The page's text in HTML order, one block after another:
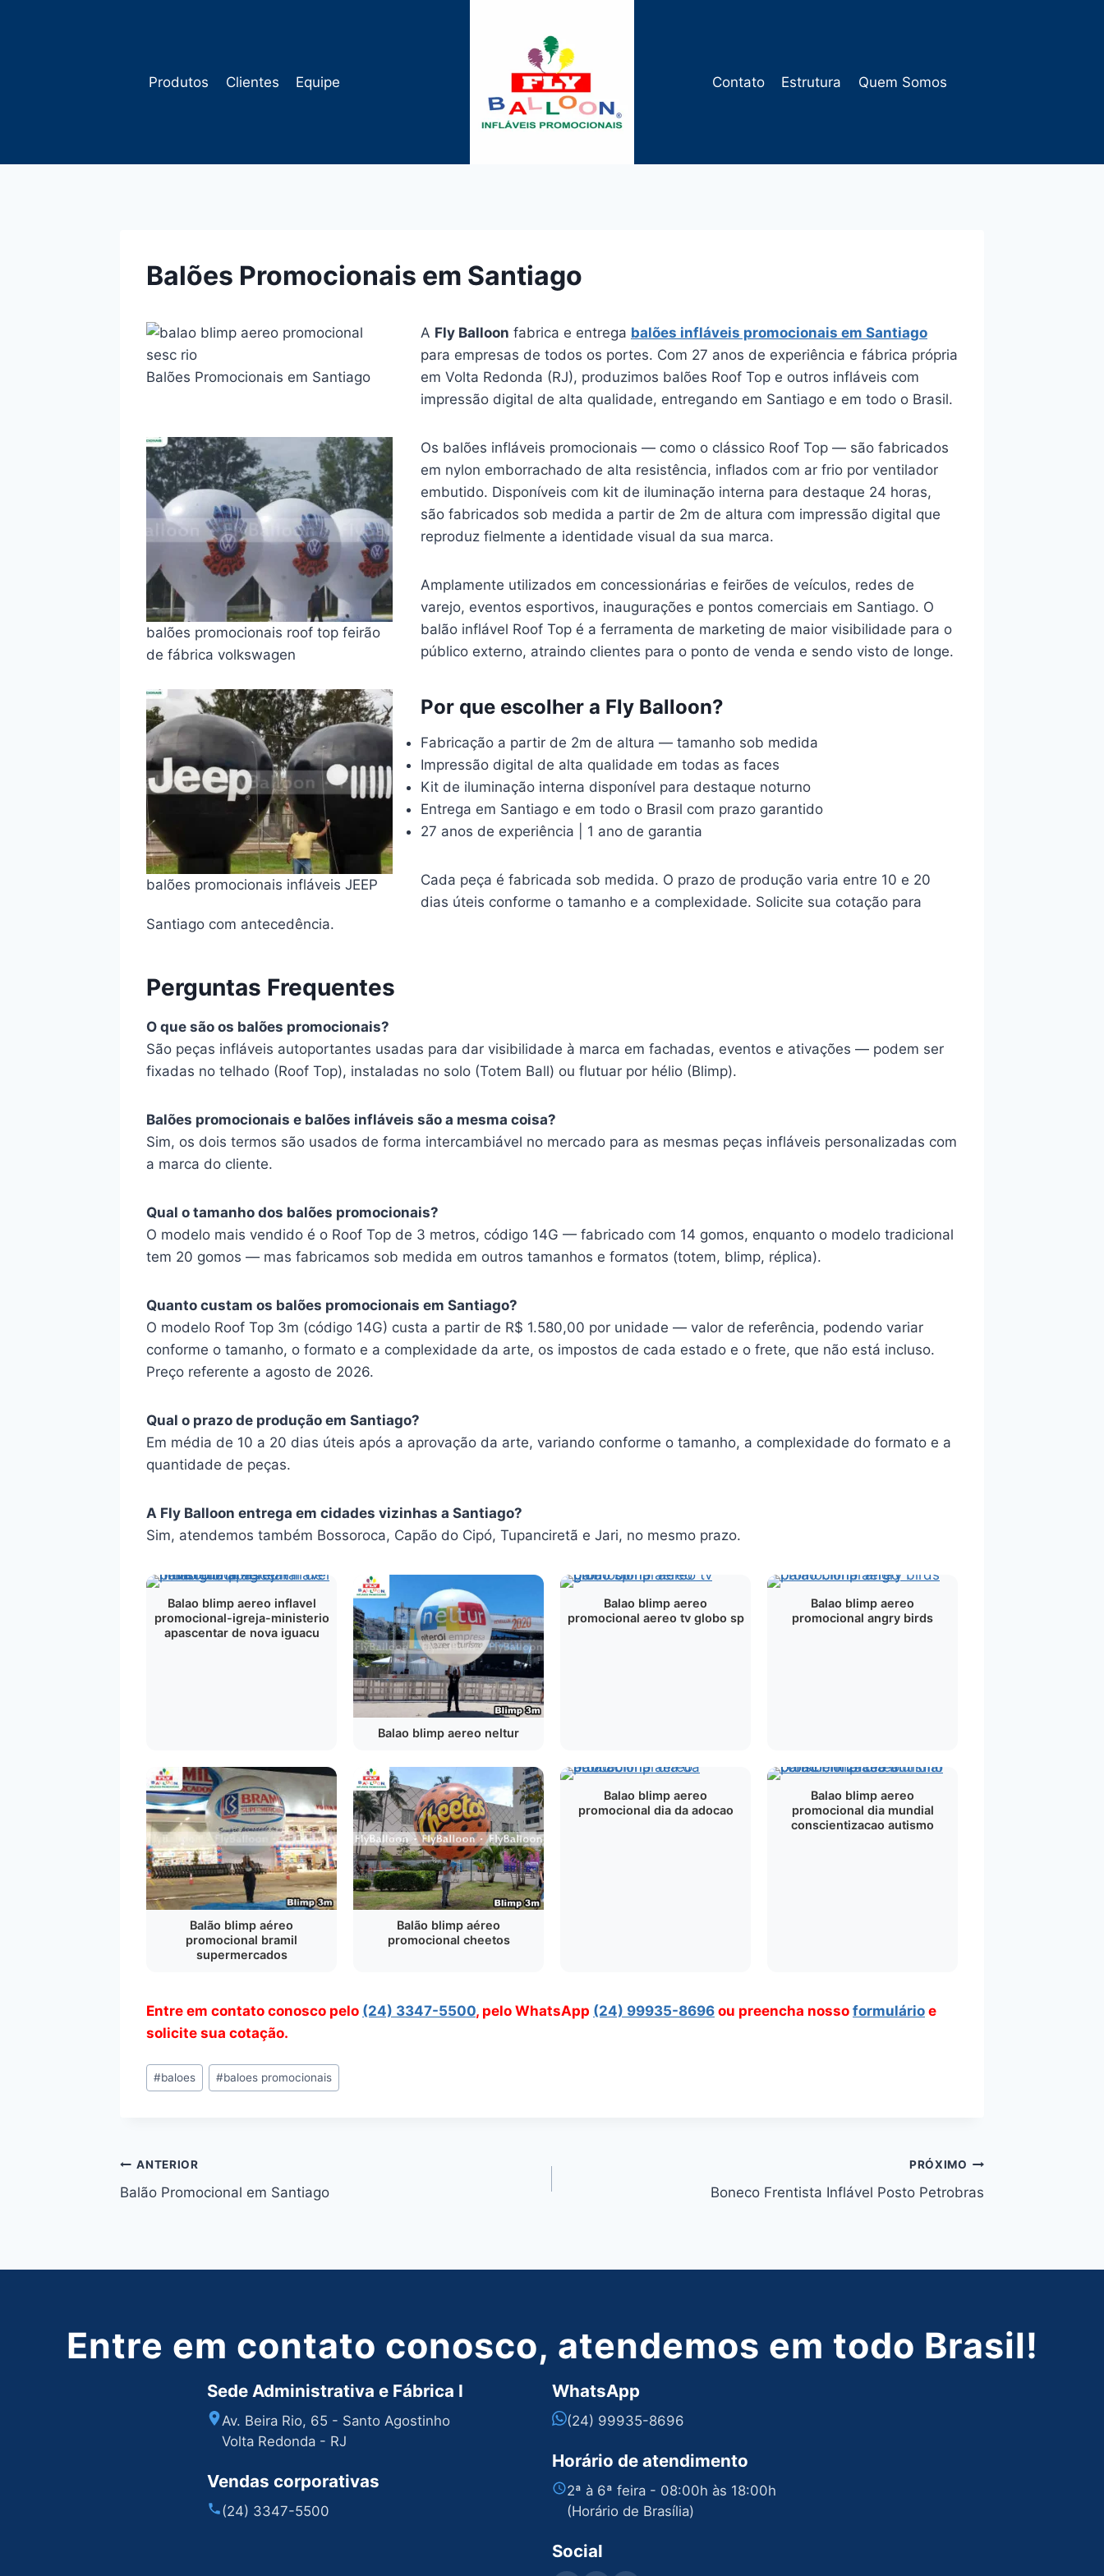
Produtos Clientes Equipe Contato Estrutura Quem Somos
Balões Promocionais em Santiago
Balões Promocionais em Santiago
A Fly Balloon fabrica e entrega balões infláveis promocionais em Santiago
para empresas de todos os portes. Com 27 anos de experiência e fábrica própria
em Volta Redonda (RJ), produzimos balões Roof Top e outros infláveis com
impressão digital de alta qualidade, entregando em Santiago e em todo o Brasil.
balões promocionais roof top feirão
de fábrica volkswagen
Os balões infláveis promocionais — como o clássico Roof Top — são fabricados
em nylon emborrachado de alta resistência, inflados com ar frio por ventilador
embutido. Disponíveis com kit de iluminação interna para destaque 24 horas,
são fabricados sob medida a partir de 2m de altura com impressão digital que
reproduz fielmente a identidade visual da sua marca.
Amplamente utilizados em concessionárias e feirões de veículos, redes de
varejo, eventos esportivos, inaugurações e pontos comerciais em Santiago. O
balão inflável Roof Top é a ferramenta de marketing de maior visibilidade para o
público externo, atraindo clientes para o ponto de venda e sendo visto de longe.
balões promocionais infláveis JEEP
Por que escolher a Fly Balloon?
Fabricação a partir de 2m de altura — tamanho sob medida
Impressão digital de alta qualidade em todas as faces
Kit de iluminação interna disponível para destaque noturno
Entrega em Santiago e em todo o Brasil com prazo garantido
27 anos de experiência | 1 ano de garantia
Cada peça é fabricada sob medida. O prazo de produção varia entre 10 e 20
dias úteis conforme o tamanho e a complexidade. Solicite sua cotação para
Santiago com antecedência.
Perguntas Frequentes
O que são os balões promocionais?
São peças infláveis autoportantes usadas para dar visibilidade à marca em fachadas, eventos e ativações — podem ser
fixadas no telhado (Roof Top), instaladas no solo (Totem Ball) ou flutuar por hélio (Blimp).
Balões promocionais e balões infláveis são a mesma coisa?
Sim, os dois termos são usados de forma intercambiável no mercado para as mesmas peças infláveis personalizadas com
a marca do cliente.
Qual o tamanho dos balões promocionais?
O modelo mais vendido é o Roof Top de 3 metros, código 14G — fabricado com 14 gomos, enquanto o modelo tradicional
tem 20 gomos — mas fabricamos sob medida em outros tamanhos e formatos (totem, blimp, réplica).
Quanto custam os balões promocionais em Santiago?
O modelo Roof Top 3m (código 14G) custa a partir de R$ 1.580,00 por unidade — valor de referência, podendo variar
conforme o tamanho, o formato e a complexidade da arte, os impostos de cada estado e o frete, que não está incluso.
Preço referente a agosto de 2026.
Qual o prazo de produção em Santiago?
Em média de 10 a 20 dias úteis após a aprovação da arte, variando conforme o tamanho, a complexidade do formato e a
quantidade de peças.
A Fly Balloon entrega em cidades vizinhas a Santiago?
Sim, atendemos também Bossoroca, Capão do Cipó, Tupanciretã e Jari, no mesmo prazo.
Balao blimp aereo inflavel
promocional-igreja-ministerio
apascentar de nova iguacu
Balao blimp aereo neltur
Balao blimp aereo
promocional aereo tv globo sp
Balao blimp aereo
promocional angry birds
Balão blimp aéreo
promocional bramil
supermercados
Balão blimp aéreo
promocional cheetos
Balao blimp aereo
promocional dia da adocao
Balao blimp aereo
promocional dia mundial
conscientizacao autismo
Entre em contato conosco pelo (24) 3347-5500, pelo WhatsApp (24) 99935-8696 ou preencha nosso formulário e
solicite sua cotação.
Tags
do
#baloes #baloes promocionais
Navegação
de
ANTERIOR
Balão Promocional em Santiago
PRÓXIMO
Boneco Frentista Inflável Posto Petrobras
Entre em contato conosco, atendemos em todo Brasil!
Sede Administrativa e Fábrica I
Av. Beira Rio, 65 - Santo Agostinho
Volta Redonda - RJ
Vendas corporativas
(24) 3347-5500
WhatsApp
(24) 99935-8696
Horário de atendimento
2ª à 6ª feira - 08:00h às 18:00h
(Horário de Brasília)
Social